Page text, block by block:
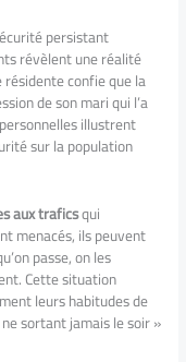
persistant
révèlent une réalité
confie que la
de son mari qui l’a
illustrent
sur la population
aux traficsqui
menacés, ils peuvent
passe, on les
Cette situation
leurs habitudes de
sortant jamais le soir »